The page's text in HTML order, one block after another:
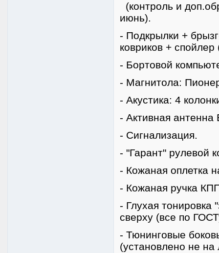
(контроль и
июнь).
- Подкрылки +
ковриков +
- Бортовой
- Магнитола:
- Акустика: 4
- Активная антенна
- Сигнализация.
- "Гарант" рулевой
- Кожаная оплетка
- Кожаная ручка
- Глухая
сверху (все по
- Тюнинговые
(установлено не